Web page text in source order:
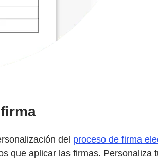
del proceso de firma
que aplicar las firmas. Personaliza